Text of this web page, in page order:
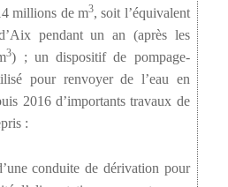
millions de m3, soit l’équivalent
pendant un an (après les
3) ; un dispositif de pompage-
pour renvoyer de l’eau en
2016 d’importants travaux de
:
conduite de dérivation pour